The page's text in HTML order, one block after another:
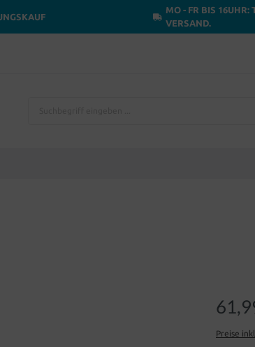
MO - FR BIS 16UHR:
VERSAND.
Preise